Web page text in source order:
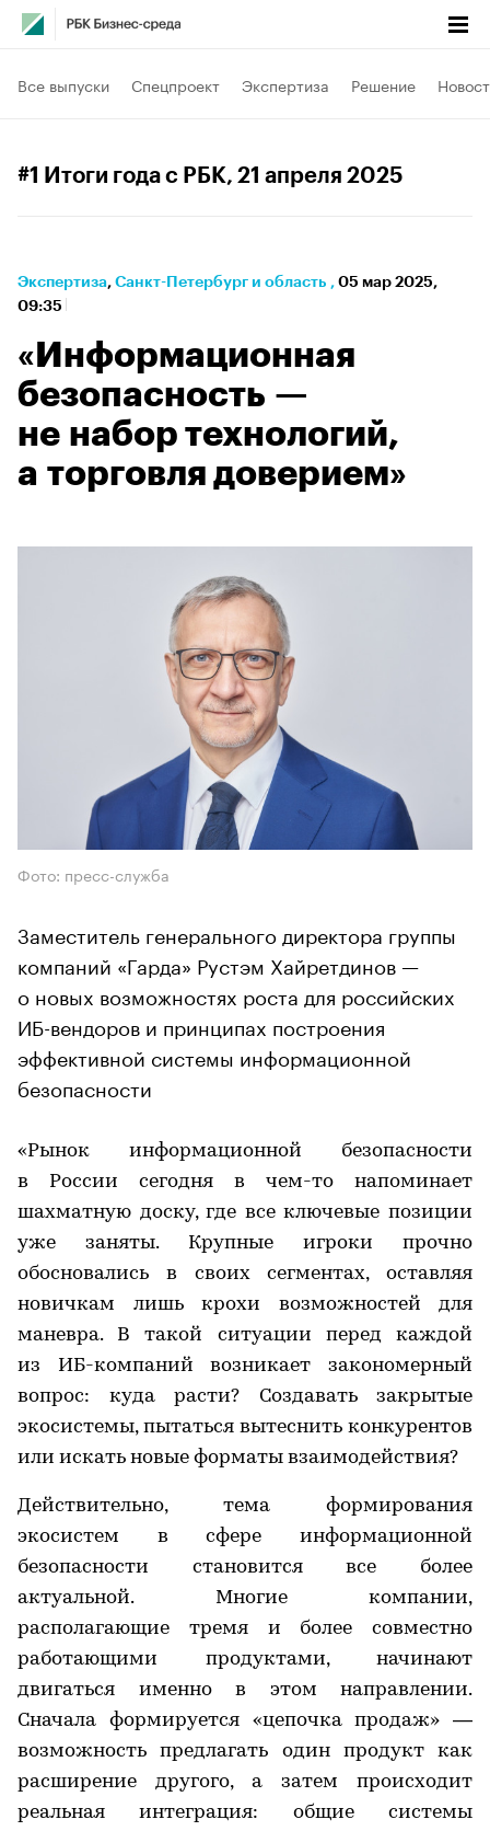
Все выпуски Спецпроект Экспертиза Решение
#1 Итоги года с РБК, 21 апреля 2025
Экспертиза⁠, Санкт-Петербург и область , 05 мар 2025,
09:35
«Информационная
безопасность —
не набор технологий,
а торговля доверием»
Фото: пресс-служба
Заместитель генерального директора группы
компаний «Гарда» Рустэм Хайретдинов —
о новых возможностях роста для российских
ИБ-вендоров и принципах построения
эффективной системы информационной
безопасности
«Рынок информационной безопасности
в России сегодня в чем-то напоминает
шахматную доску, где все ключевые позиции
уже заняты. Крупные игроки прочно
обосновались в своих сегментах, оставляя
новичкам лишь крохи возможностей для
маневра. В такой ситуации перед каждой
из ИБ-компаний возникает закономерный
вопрос: куда расти? Создавать закрытые
экосистемы, пытаться вытеснить конкурентов
или искать новые форматы взаимодействия?
Действительно, тема формирования
экосистем в сфере информационной
безопасности становится все более
актуальной. Многие компании,
располагающие тремя и более совместно
работающими продуктами, начинают
двигаться именно в этом направлении.
Сначала формируется «цепочка продаж» —
возможность предлагать один продукт как
расширение другого, а затем происходит
реальная интеграция: общие системы